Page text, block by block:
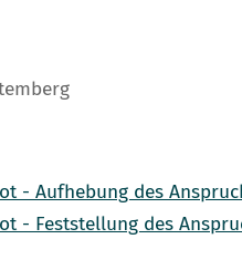
- Aufhebung des
- Feststellung des